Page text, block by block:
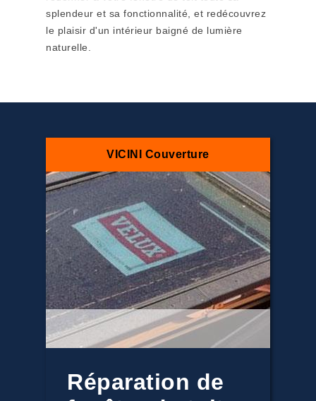
splendeur et sa fonctionnalité, et redécouvrez
le plaisir d'un intérieur baigné de lumière
naturelle.
VICINI Couverture
Réparation de